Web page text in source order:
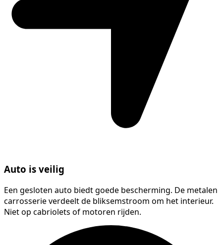
Auto is veilig
Een gesloten auto biedt goede bescherming. De metalen
carrosserie verdeelt de bliksemstroom om het interieur.
Niet op cabriolets of motoren rijden.